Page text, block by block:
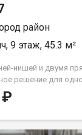
район
9 этаж, 45.3 м²
нишей и двумя
решение для
из двух человек.
компаний
₽